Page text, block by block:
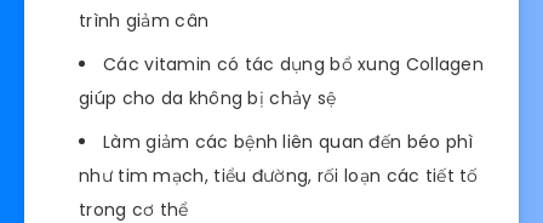
trình giảm cân
Các vitamin có tác dụng bổ xung Collagen
giúp cho da không bị chảy sệ
Làm giảm các bệnh liên quan đến béo phì
như tim mạch, tiểu đường, rối loạn các tiết tố
trong cơ thể